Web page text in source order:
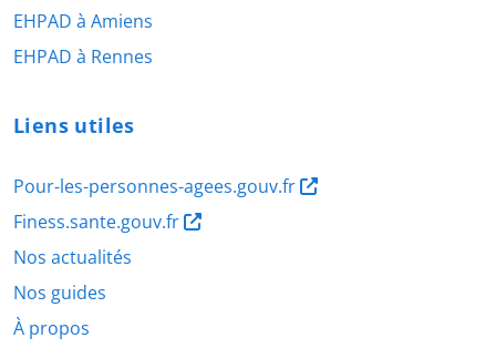
EHPAD à Amiens
EHPAD à Rennes
Liens utiles
Pour-les-personnes-agees.gouv.fr
Finess.sante.gouv.fr
Nos actualités
Nos guides
À propos